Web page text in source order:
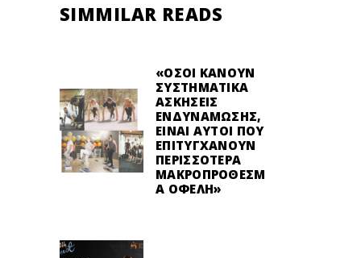
SIMMILAR READS
«ΌΣΟΙ ΚΆΝΟΥΝ
ΣΥΣΤΗΜΑΤΙΚΆ
ΑΣΚΉΣΕΙΣ
ΕΝΔΥΝΆΜΩΣΗΣ,
ΕΊΝΑΙ ΑΥΤΟΊ ΠΟΥ
ΕΠΙΤΥΓΧΆΝΟΥΝ
ΠΕΡΙΣΣΌΤΕΡΑ
ΜΑΚΡΟΠΡΌΘΕΣΜ
Α ΟΦΈΛΗ»